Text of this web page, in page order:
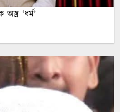
‘ধর্ম’